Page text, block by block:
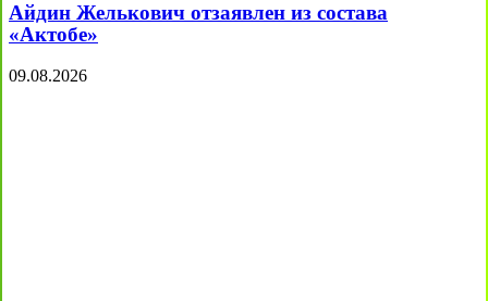
Айдин Желькович отзаявлен из состава
«Актобе»
09.08.2026